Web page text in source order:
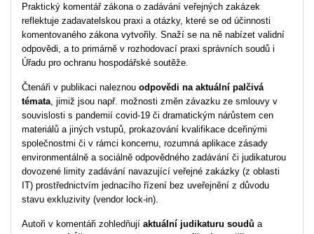
Praktický komentář zákona o zadávání veřejných zakázek
reflektuje zadavatelskou praxi a otázky, které se od účinnosti
komentovaného zákona vytvořily. Snaží se na ně nabízet validní
odpovědi, a to primárně v rozhodovací praxi správních soudů i
Úřadu pro ochranu hospodářské soutěže.
Čtenáři v publikaci naleznou odpovědi na aktuální palčivá
témata , jimiž jsou např. možnosti změn závazku ze smlouvy v
souvislosti s pandemií covid-19 či dramatickým nárůstem cen
materiálů a jiných vstupů, prokazování kvalifikace dceřinými
společnostmi či v rámci koncernu, rozumná aplikace zásady
environmentálně a sociálně odpovědného zadávání či judikaturou
dovozené limity zadávání navazující veřejné zakázky (z oblasti
IT) prostřednictvím jednacího řízení bez uveřejnění z důvodu
stavu exkluzivity (vendor lock-in).
Autoři v komentáři zohledňují aktuální judikaturu soudů a